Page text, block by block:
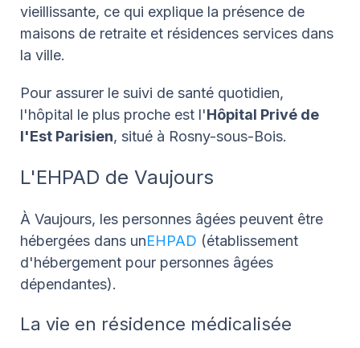
vieillissante, ce qui explique la présence de
maisons de retraite et résidences services dans
la ville.
Pour assurer le suivi de santé quotidien,
l'hôpital le plus proche est l'Hôpital Privé de
l'Est Parisien, situé à Rosny-sous-Bois.
L'EHPAD de Vaujours
À Vaujours, les personnes âgées peuvent être
hébergées dans unEHPAD (établissement
d'hébergement pour personnes âgées
dépendantes).
La vie en résidence médicalisée